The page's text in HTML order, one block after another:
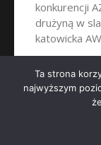
konkurencji
drużyną w
katowicka
Ta strona
najwyższym